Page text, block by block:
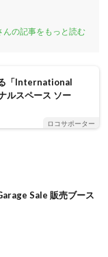
んの記事をもっと読む
「International
ルスペース ソー
ロコサポーター
Sale 販売ブース